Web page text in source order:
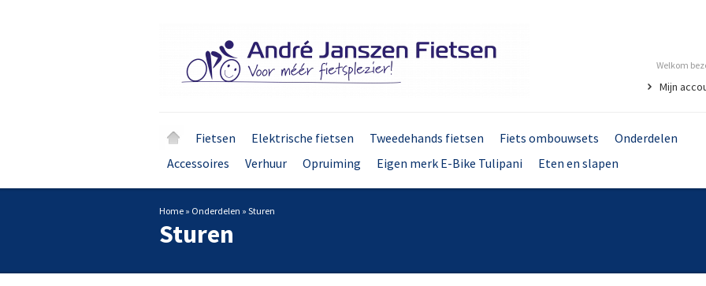
Welkom
Mijn
Fietsen Elektrische fietsen Tweedehands fietsen Fiets ombouwsets
Onderdelen
Accessoires
Verhuur Opruiming Eigen merk E-Bike Tulipani Eten en slapen
Home » Onderdelen » Sturen
Sturen